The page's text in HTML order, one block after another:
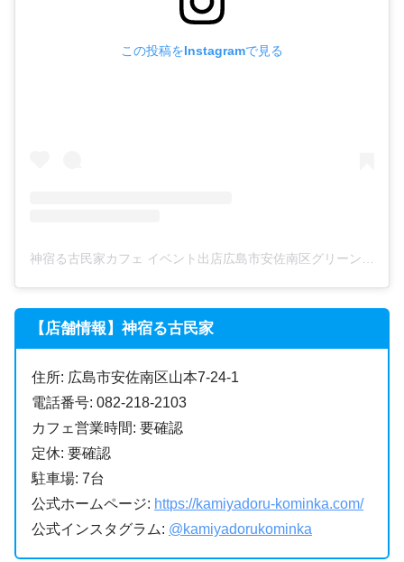
この投稿をInstagramで見る
【店舗情報】神宿る古民家
住所: 広島市安佐南区山本7-24-1
電話番号: 082-218-2103
カフェ営業時間: 要確認
定休: 要確認
駐車場: 7台
公式ホームページ: https://kamiyadoru-kominka.com/
公式インスタグラム: @kamiyadorukominka